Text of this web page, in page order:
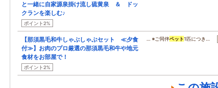
と一緒に自家源泉掛け流し硫黄泉 ＆ ドッ
クランを楽しむ♪
ポイント2%
【那須黒毛和牛しゃぶしゃぶセット ≪夕食
付≫】お肉のプロ厳選の那須黒毛和牛や地元
食材をお部屋で！
ポイント2%
… ※ご同伴ペット1匹につき…